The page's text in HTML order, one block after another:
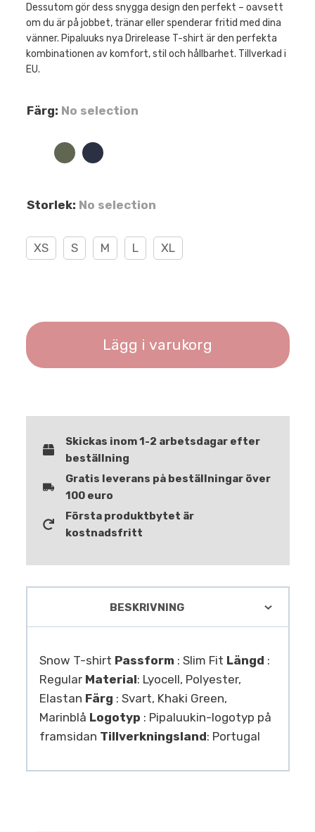
Dessutom gör dess snygga design den perfekt – oavsett
om du är på jobbet, tränar eller spenderar fritid med dina
vänner. Pipaluuks nya Drirelease T-shirt är den perfekta
kombinationen av komfort, stil och hållbarhet. Tillverkad i
EU.
Färg: No selection
Storlek: No selection
XS S M L XL
Lägg i varukorg
Skickas inom 1-2 arbetsdagar efter
beställning
Gratis leverans på beställningar över
100 euro
Första produktbytet är
kostnadsfritt
BESKRIVNING
Snow T-shirt Passform : Slim Fit Längd :
Regular Material: Lyocell, Polyester,
Elastan Färg : Svart, Khaki Green,
Marinblå Logotyp : Pipaluukin-logotyp på
framsidan Tillverkningsland: Portugal